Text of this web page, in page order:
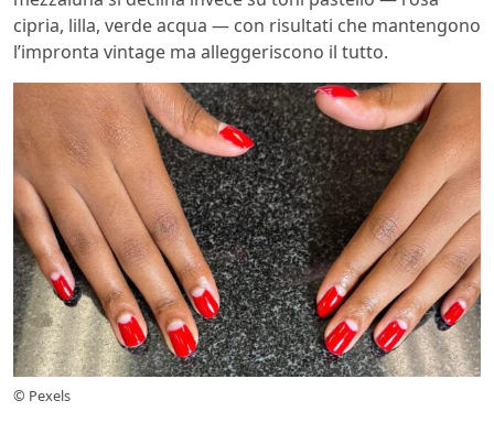
cipria, lilla, verde acqua — con risultati che mantengono
l’impronta vintage ma alleggeriscono il tutto.
© Pexels